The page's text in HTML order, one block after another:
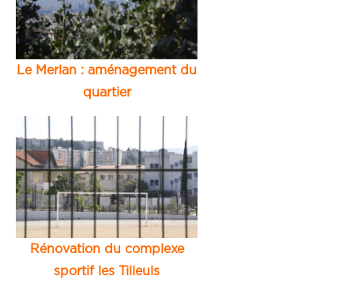
Le Merlan : aménagement du
quartier
Rénovation du complexe
sportif les Tilleuls